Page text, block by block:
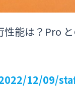
能は？Pro
12/09/